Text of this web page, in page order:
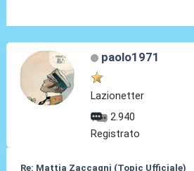
paolo1971
Lazionetter
2.940
Registrato
Re: Mattia Zaccagni (Topic Ufficiale)